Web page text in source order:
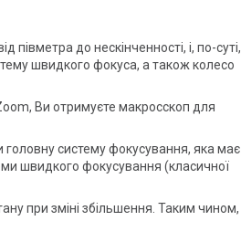
до нескінченності, і, по-суті,
швидкого фокуса, а також колесо
Ви отримуєте макросскоп для
головну систему фокусування, яка має
швидкого фокусування (класичної
при зміні збільшення. Таким чином,